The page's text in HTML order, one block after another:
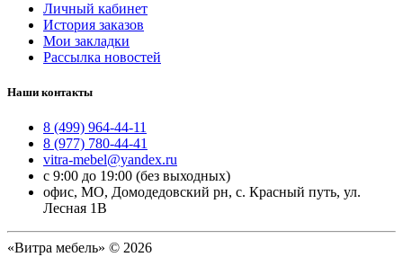
Личный кабинет
История заказов
Мои закладки
Рассылка новостей
Наши контакты
8 (499) 964-44-11
8 (977) 780-44-41
vitra-mebel@yandex.ru
с 9:00 до 19:00 (без выходных)
офис, МО, Домодедовский рн, с. Красный путь, ул.
Лесная 1В
«Витра мебель» © 2026